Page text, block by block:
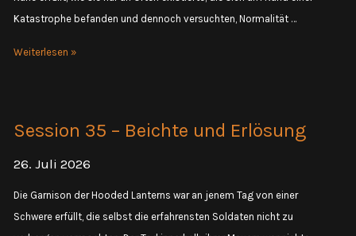
Katastrophe befanden und dennoch versuchten, Normalität …
Session
Kings
Weiterlesen »
Session 35 – Beichte und Erlösung
26. Juli 2026
Die Garnison der Hooded Lanterns war an jenem Tag von einer
Schwere erfüllt, die selbst die erfahrensten Soldaten nicht zu